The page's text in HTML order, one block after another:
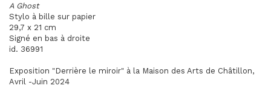
A Ghost
Stylo à bille sur papier
29,7 x 21 cm
Signé en bas à droite
id. 36991
Exposition "Derrière le miroir" à la Maison des Arts de Châtillon,
Avril -Juin 2024